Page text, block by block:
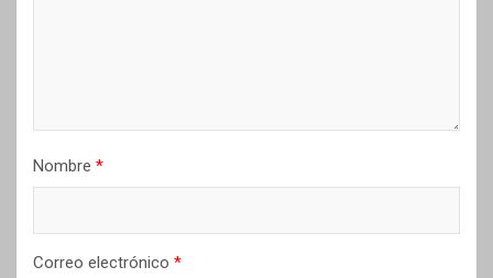
Nombre *
Correo electrónico *